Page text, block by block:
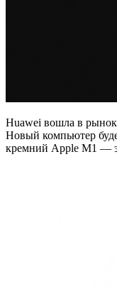
Huawei вошла в рынок
Новый компьютер
кремний Apple M1 —